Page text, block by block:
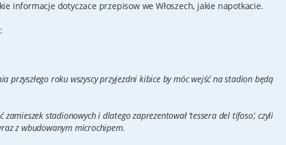
informacje dotyczace przepisow we Włoszech, jakie napotkacie.
przyszłego roku wszyscy przyjezdni kibice by móc wejść na stadion będą
stadionowych i dlatego zaprezentował ‘tessera del tifoso’, czyli
z wbudowanym microchipem.